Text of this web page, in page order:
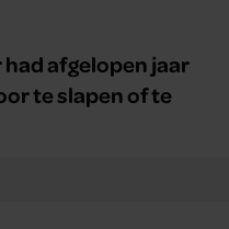
afgelopen jaar
te slapen of te